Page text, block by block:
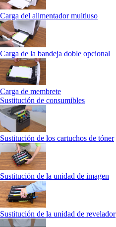
Carga del alimentador multiuso
Carga de la bandeja doble opcional
Carga de membrete
Sustitución de consumibles
Sustitución de los cartuchos de tóner
Sustitución de la unidad de imagen
Sustitución de la unidad de revelador